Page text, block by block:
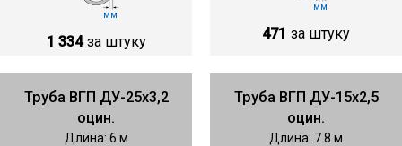
мм
1 334 за штуку
мм
471 за штуку
Труба ВГП ДУ-25х3,2
оцин.
Длина: 6 м
Труба ВГП ДУ-15х2,5
оцин.
Длина: 7.8 м